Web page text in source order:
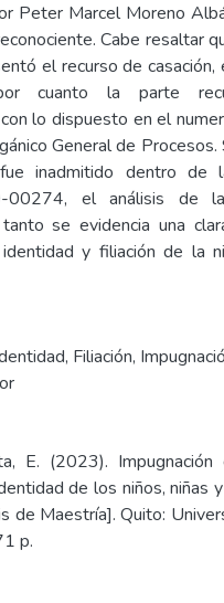
Peter Marcel Moreno
Cabe resaltar
el recurso de
cuanto la parte
lo dispuesto en el
General de Procesos.
inadmitido dentro de
00274, el análisis de
se evidencia una
y filiación de la
, Filiación,
E. (2023).
de los niños, niñas
de Maestría]. Quito:
p.